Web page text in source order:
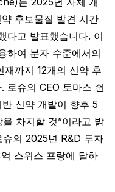
후보물질 발견 시간
다고 발표했습니다. 이
하여 분자 수준에서의
까지 12개의 신약 후
로슈의 CEO 토마스 쉰
신약 개발이 향후 5
차지할 것”이라고 밝
의 2025년 R&D 투자
스위스 프랑에 달하